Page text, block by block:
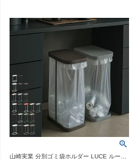
山崎実業 分別ゴミ袋ホルダー LUCE ルーチ